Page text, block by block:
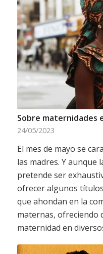
Sobre maternidades
24/05/2023
El mes de mayo se
las madres. Y aunque
pretende ser
ofrecer algunos
que ahondan en la
maternas, ofreciendo
maternidad en